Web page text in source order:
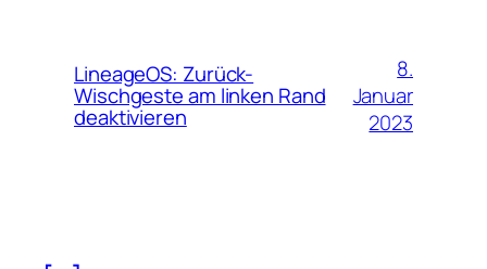
LineageOS: Zurück-
Wischgeste am linken Rand
deaktivieren
8.
Januar
2023